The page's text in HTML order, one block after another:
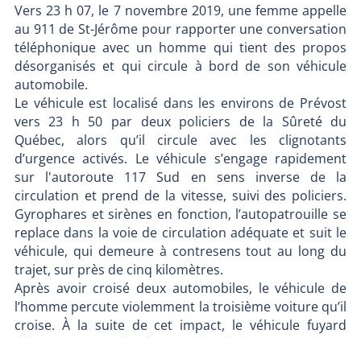
Vers 23 h 07, le 7 novembre 2019, une femme appelle
au 911 de St-Jérôme pour rapporter une conversation
téléphonique avec un homme qui tient des propos
désorganisés et qui circule à bord de son véhicule
automobile.
Le véhicule est localisé dans les environs de Prévost
vers 23 h 50 par deux policiers de la Sûreté du
Québec, alors qu’il circule avec les clignotants
d’urgence activés. Le véhicule s’engage rapidement
sur l'autoroute 117 Sud en sens inverse de la
circulation et prend de la vitesse, suivi des policiers.
Gyrophares et sirènes en fonction, l’autopatrouille se
replace dans la voie de circulation adéquate et suit le
véhicule, qui demeure à contresens tout au long du
trajet, sur près de cinq kilomètres.
Après avoir croisé deux automobiles, le véhicule de
l’homme percute violemment la troisième voiture qu’il
croise. À la suite de cet impact, le véhicule fuyard